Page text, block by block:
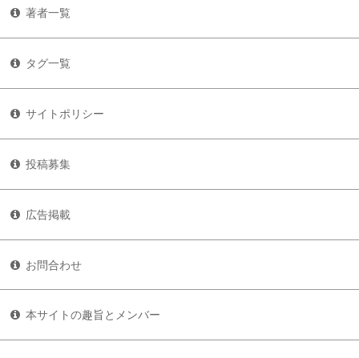
著者一覧
タグ一覧
サイトポリシー
投稿募集
広告掲載
お問合わせ
本サイトの趣旨とメンバー